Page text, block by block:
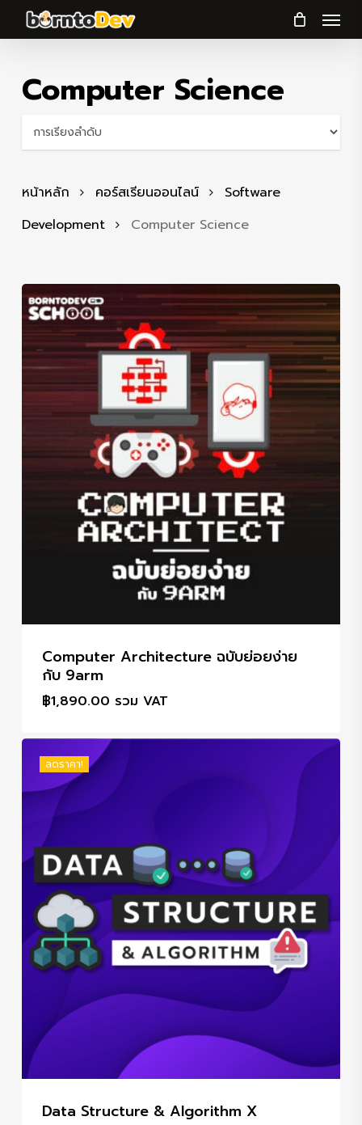
to
content
Menu
Computer Science
หน้าหลัก คอร์สเรียนออนไลน์
Software
Development
Computer Science
Computer Architecture ฉบับย่อยง่าย
กับ 9arm
฿1,890.00 รวม VAT
ลดราคา!
Data Structure & Algorithm X